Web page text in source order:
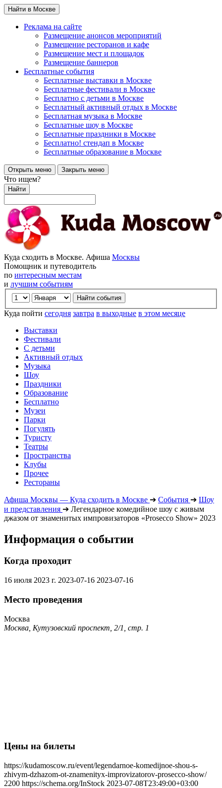
Найти в Москве
Реклама на сайте
Размещение анонсов мероприятий
Размещение ресторанов и кафе
Размещение мест и площадок
Размещение баннеров
Бесплатные события
Бесплатные выставки в Москве
Бесплатные фестивали в Москве
Бесплатно с детьми в Москве
Бесплатный активный отдых в Москве
Бесплатная музыка в Москве
Бесплатные шоу в Москве
Бесплатные праздники в Москве
Бесплатно! стендап в Москве
Бесплатные образование в Москве
Открыть меню Закрыть меню
Что ищем?
Найти
Куда сходить в Москве. Афиша Москвы
Помощник и путеводитель
по интересным местам
и лучшим событиям
Куда пойти сегодня завтра в выходные в этом месяце
Выставки
Фестивали
С детьми
Активный отдых
Музыка
Шоу
Праздники
Образование
Бесплатно
Музеи
Парки
Погулять
Туристу
Театры
Пространства
Клубы
Прочее
Рестораны
Афиша Москвы — Куда сходить в Москве ➔ События ➔ Шоу
и представления ➔ Легендарное комедийное шоу с живым
джазом от знаменитых импровизаторов «Prosecco Show» 2023
Информация о событии
Когда проходит
16 июля 2023 г. 2023-07-16 2023-07-16
Место проведения
Москва
Москва, Кутузовский проспект, 2/1, стр. 1
Цены на билеты
https://kudamoscow.ru/event/legendarnoe-komedijnoe-shou-s-
zhivym-dzhazom-ot-znamenityx-improvizatorov-prosecco-show/
2200 https://schema.org/InStock 2023-07-08T23:49:00+03:00